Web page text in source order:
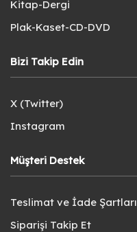
Kitap-Dergi
Plak-Kaset-CD-DVD
Bizi Takip Edin
X (Twitter)
Instagram
Müşteri Destek
Teslimat ve İade Şartları
Siparişi Takip Et